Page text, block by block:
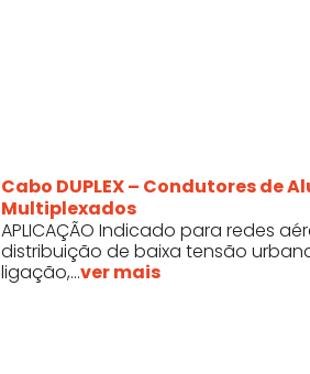
Cabo DUPLEX – Condutores de
Multiplexados
APLICAÇÃO Indicado para redes
distribuição de baixa tensão
ligação,...ver mais